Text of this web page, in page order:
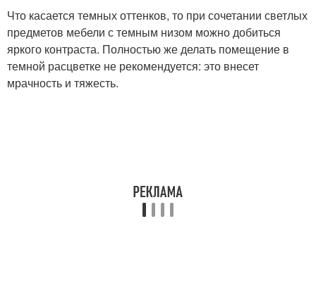
Что касается темных оттенков, то при сочетании светлых
предметов мебели с темным низом можно добиться
яркого контраста. Полностью же делать помещение в
темной расцветке не рекомендуется: это внесет
мрачность и тяжесть.